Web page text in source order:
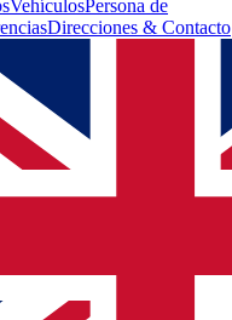
VehículosPersona de
Direcciones & Contacto